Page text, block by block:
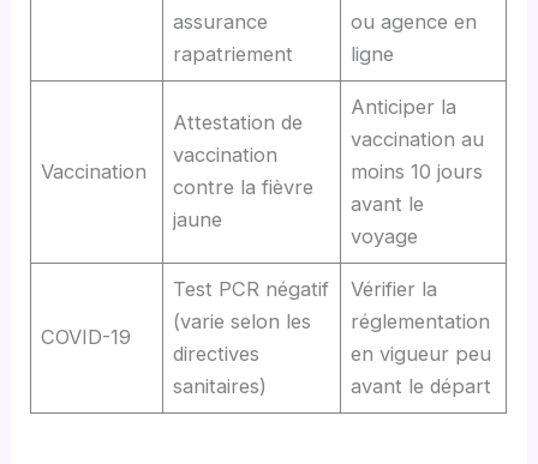
assurance
rapatriement
ou agence en
ligne
Vaccination
Attestation de
vaccination
contre la fièvre
jaune
Anticiper la
vaccination au
moins 10 jours
avant le
voyage
COVID-19
Test PCR négatif
(varie selon les
directives
sanitaires)
Vérifier la
réglementation
en vigueur peu
avant le départ